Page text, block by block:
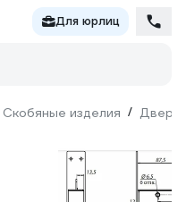
Для юрлиц
Скобяные изделия /